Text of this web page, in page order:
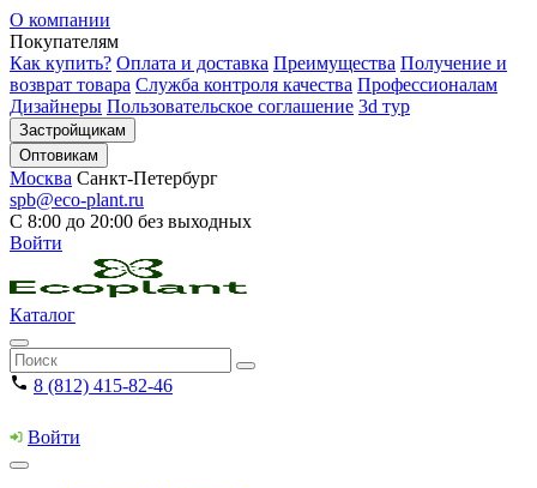
О компании
Покупателям
Как купить? Оплата и доставка Преимущества Получение и
возврат товара Служба контроля качества Профессионалам
Дизайнеры Пользовательское соглашение 3d тур
Застройщикам
Оптовикам
Москва Санкт-Петербург
spb@eco-plant.ru
С 8:00 до 20:00 без выходных
Войти
Каталог
8 (812) 415-82-46
Войти